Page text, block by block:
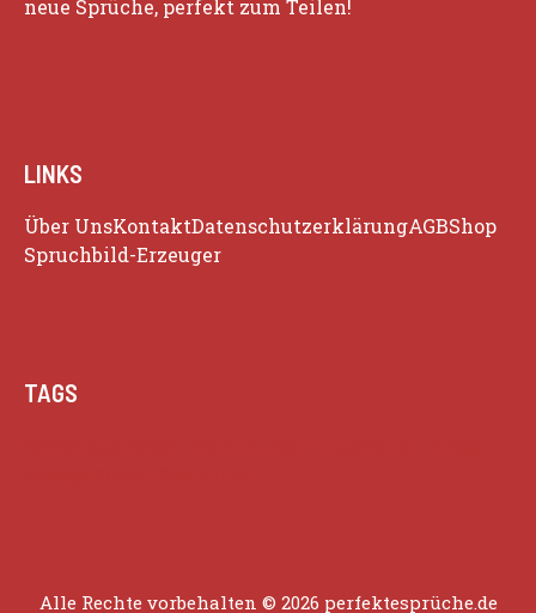
neue Sprüche, perfekt zum Teilen!
LINKS
Über UnsKontaktDatenschutzerklärungAGBShop
Spruchbild-Erzeuger
TAGS
Alle Rechte vorbehalten © 2026 perfektesprüche.de